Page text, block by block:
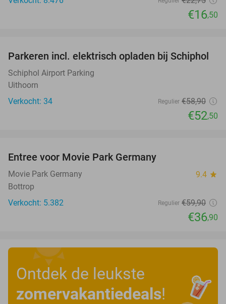
€16,50
11%
Parkeren incl. elektrisch opladen bij Schiphol
Schiphol Airport Parking
Uithoorn
Verkocht: 34
Regulier €58,90
€52,50
Entree voor Movie Park Germany
Movie Park Germany 9.4 star
Bottrop
Verkocht: 5.382
Regulier €59,90
€36,90
Ontdek de leukste
zomervakantiedeals!